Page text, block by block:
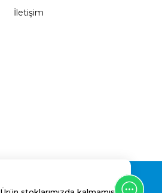
İletişim